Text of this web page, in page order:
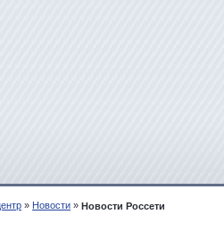
» Новости » Новости Россети